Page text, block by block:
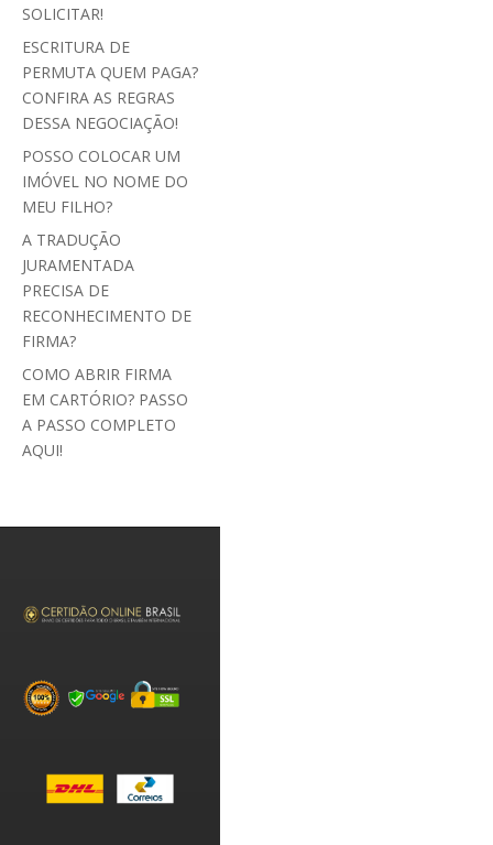
SOLICITAR!
ESCRITURA DE
PERMUTA QUEM PAGA?
CONFIRA AS REGRAS
DESSA NEGOCIAÇÃO!
POSSO COLOCAR UM
IMÓVEL NO NOME DO
MEU FILHO?
A TRADUÇÃO
JURAMENTADA
PRECISA DE
RECONHECIMENTO DE
FIRMA?
COMO ABRIR FIRMA
EM CARTÓRIO? PASSO
A PASSO COMPLETO
AQUI!